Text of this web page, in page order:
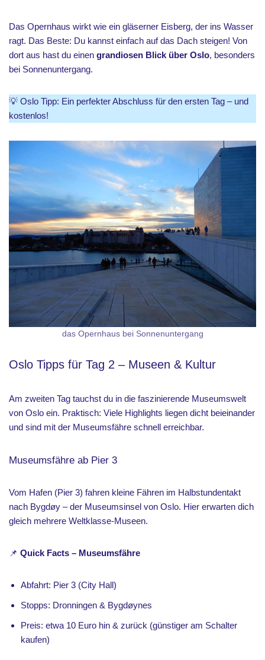
Das Opernhaus wirkt wie ein gläserner Eisberg, der ins Wasser
ragt. Das Beste: Du kannst einfach auf das Dach steigen! Von
dort aus hast du einen grandiosen Blick über Oslo, besonders
bei Sonnenuntergang.
💡 Oslo Tipp: Ein perfekter Abschluss für den ersten Tag – und
kostenlos!
das Opernhaus bei Sonnenuntergang
Oslo Tipps für Tag 2 – Museen & Kultur
Am zweiten Tag tauchst du in die faszinierende Museumswelt
von Oslo ein. Praktisch: Viele Highlights liegen dicht beieinander
und sind mit der Museumsfähre schnell erreichbar.
Museumsfähre ab Pier 3
Vom Hafen (Pier 3) fahren kleine Fähren im Halbstundentakt
nach Bygdøy – der Museumsinsel von Oslo. Hier erwarten dich
gleich mehrere Weltklasse-Museen.
📌 Quick Facts – Museumsfähre
Abfahrt: Pier 3 (City Hall)
Stopps: Dronningen & Bygdøynes
Preis: etwa 10 Euro hin & zurück (günstiger am Schalter
kaufen)